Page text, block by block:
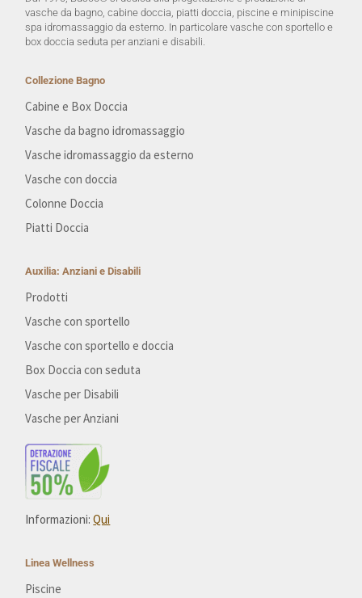
vasche da bagno, cabine doccia, piatti doccia, piscine e minipiscine
spa idromassaggio da esterno. In particolare vasche con sportello e
box doccia seduta per anziani e disabili.
Collezione Bagno
Cabine e Box Doccia
Vasche da bagno idromassaggio
Vasche idromassaggio da esterno
Vasche con doccia
Colonne Doccia
Piatti Doccia
Auxilia: Anziani e Disabili
Prodotti
Vasche con sportello
Vasche con sportello e doccia
Box Doccia con seduta
Vasche per Disabili
Vasche per Anziani
Informazioni:Qui
Linea Wellness
Piscine